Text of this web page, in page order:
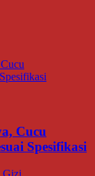
Cucu
Spesifikasi